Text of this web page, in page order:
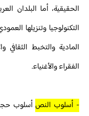
الحقيقية، أما البلدان
التكنولوجيا وتنزيلها
المادية والتخبط
الفقراء والأغنياء.
- أسلوب النصأسلوب